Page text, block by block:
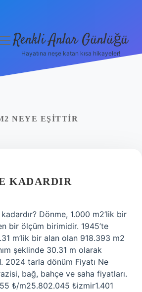
Renkli Anlar Günlüğü
Hayatına neşe katan kısa hikayeler!
NEYE EŞITTIR
KADARDIR
Dönme, 1.000 m2’lik bir
bir ölçüm birimidir. 1945’te
m’lik bir alan olan 918.393 m2
şeklinde 30.31 m olarak
2024 tarla dönüm Fiyatı Ne
bağ, bahçe ve saha fiyatları.
₺/m25.802.045 ₺izmir1.401